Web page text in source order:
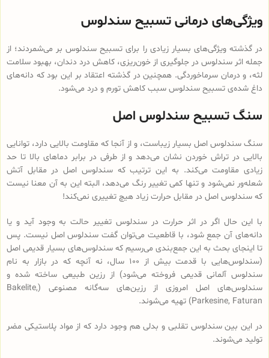
ویژگی‌های درمانی تسبیح سندلوس
در گذشته ویژگی‌های بسیار زیادی را برای تسبیح سندلوس بر می‌شمردند؛ از
جمله اثر سندلوس در جلوگیری از خون‌ریزی، کاهش درد دندان، بهبود سلامت
لثه، و درمان سرماخوردگی. همچنین در گذشته اعتقاد بر این بود که دانه‌های
داغ شده‌ی تسبیح سندلوس سبب کاهش تورم و درد می‌شود.
سنگ تسبیح سندلوس اصل
سنگ سندلوس اصل بسیار زیباست، و از آنجا که مقاومت بالایی دارد، توانایی
بالایی در تراش خوردن نشان می‌دهد و از طرفی در برابر دماهای بالا تا حد
زیادی مقاومت می‌کند. به این ترتیب که سندلوس اصل در مقابل آتش
شعله‌ور نمی‌شود و تنها کمی تغییر رنگ می‌دهد، البته این به آن معنا نیست
که سندلوس اصل در مقابل حرارت زیاد هیچ تغییری نمی‌کند!
با این حال اگر در اثر حرارت در سندلوس تغییر حالت به وجود آید و یا
دانه‌های آن جمع شود، با قاطعیت می‌توان گفت سندلوس اصل نیست. پس
تا اینجای بحث به این جمع‌بندی می‌رسیم که سندلوس‌های بسیار قدیمی اصل
(سندلوس‌هایی با قدمت بیش از 100 سال، نه آنچه که در بازار به نام
سندلوس آلمانی قدیمی فروخته می‌شود) از رزین طبیعی ساخته شده و
سندلوس‌‌های اصل امروزی از رزین‌های سه‌گانه مصنوعی (Bakelite,
Parkesine, Faturan) تهیه می‌شوند.
در این بین سندلوس تقلبی و بدلی هم وجود دارد که از مواد پلاستیکی مضر
تولید می‌شوند.